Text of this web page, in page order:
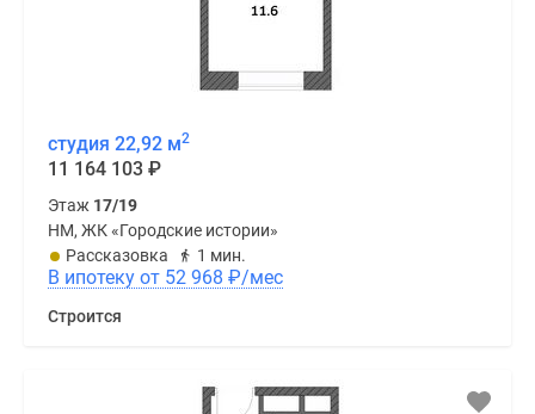
студия 22,92 м2
11 164 103 ₽
Этаж 17/19
НМ, ЖК «Городские истории»
Рассказовка
1 мин.
В ипотеку от 52 968 ₽/мес
Строится